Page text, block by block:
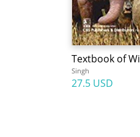
Textbook of
Singh
27.5 USD